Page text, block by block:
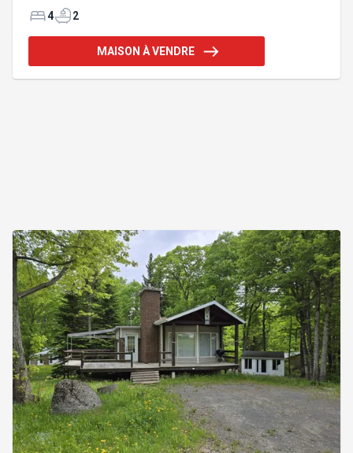
ruisseau et son environnement naturel
propriété propose de magnifiques aires ouvertes, 4
chambres, 2 salles de bain complètes, une cuisine
4 2
MAISON À VENDRE